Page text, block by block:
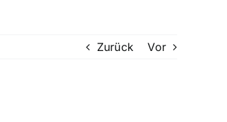
Zurück Vor